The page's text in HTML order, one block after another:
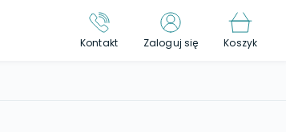
Kontakt Zaloguj się Koszyk